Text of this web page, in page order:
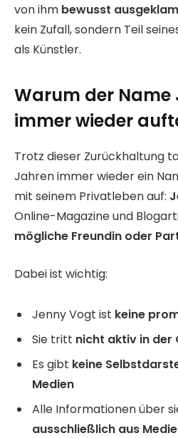
von ihm bewusst
kein Zufall, sondern Teil
als Künstler.
Warum der Name
immer wieder
Trotz dieser Zurückhaltung
Jahren immer wieder ein
mit seinem Privatleben auf:
Online-Magazine und
mögliche Freundin oder
Dabei ist wichtig:
Jenny Vogt ist keine
Sie tritt nicht aktiv in der
Es gibt keine
Medien
Alle Informationen über
ausschließlich aus